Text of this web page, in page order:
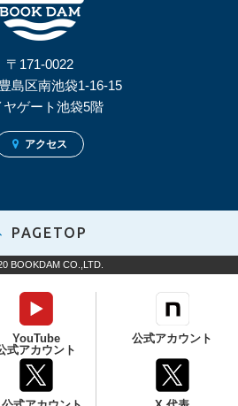
〒171-0022
島区南池袋1-16-15
ヤゲート池袋5階
アクセス
PAGETOP
BOOKDAM CO.,LTD.
YouTube
式アカウント
公式アカウント